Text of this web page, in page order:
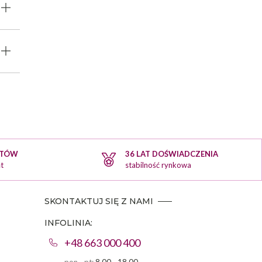
36 LAT DOŚWIADCZENIA
stabilność rynkowa
SKONTAKTUJ SIĘ Z NAMI
INFOLINIA:
+48 663 000 400